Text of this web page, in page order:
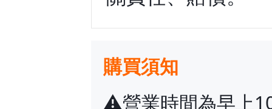
購買須知
⚠️營業時間為早上